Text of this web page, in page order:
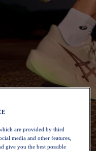
are provided by third
media and other features,
give you the best possible